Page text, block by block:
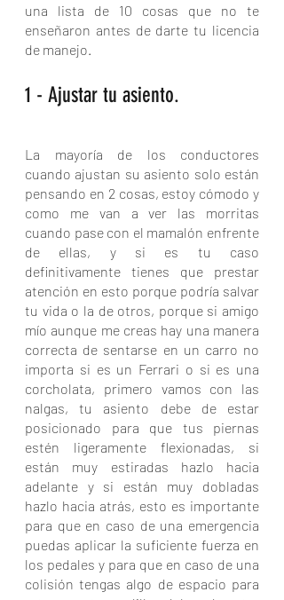
una lista de 10 cosas que no te
enseñaron antes de darte tu licencia
de manejo.
1 - Ajustar tu asiento.
La mayoría de los conductores
cuando ajustan su asiento solo están
pensando en 2 cosas, estoy cómodo y
como me van a ver las morritas
cuando pase con el mamalón enfrente
de ellas, y si es tu caso
definitivamente tienes que prestar
atención en esto porque podría salvar
tu vida o la de otros, porque si amigo
mío aunque me creas hay una manera
correcta de sentarse en un carro no
importa si es un Ferrari o si es una
corcholata, primero vamos con las
nalgas, tu asiento debe de estar
posicionado para que tus piernas
estén ligeramente flexionadas, si
están muy estiradas hazlo hacia
adelante y si están muy dobladas
hazlo hacia atrás, esto es importante
para que en caso de una emergencia
puedas aplicar la suficiente fuerza en
los pedales y para que en caso de una
colisión tengas algo de espacio para